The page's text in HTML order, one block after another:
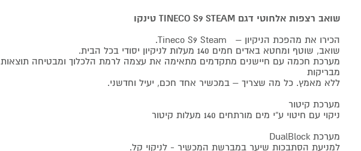
שואב רצפות אלחוטי דגם TINECO S9 STEAM טינקו
הכירו את מהפכת הניקיון – Tineco S9 Steam.
שואב, שוטף ומחטא באדים חמים 140 מעלות לניקיון יסודי בכל הבית.
מערכת חכמה עם חיישנים מתקדמים מתאימה את עצמה לרמת הלכלוך ומבטיחה תוצאות
מבריקות
ללא מאמץ. כל מה שצריך – במכשיר אחד חכם, יעיל וחדשני.
מערכת קיטור
ניקוי עם חיטוי ע“י מים מורתחים 140 מעלות קיטור
מערכת DualBlock
למניעת הסתבכות שיער במברשת המכשיר - לניקוי קל.